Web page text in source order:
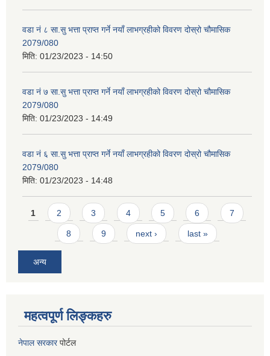
वडा नं ८ सा.सु भत्ता प्राप्त गर्ने नयाँ लाभग्रहीको विवरण दोस्रो चौमासिक
2079/080
मिति: 01/23/2023 - 14:50
वडा नं ७ सा.सु भत्ता प्राप्त गर्ने नयाँ लाभग्रहीको विवरण दोस्रो चौमासिक
2079/080
मिति: 01/23/2023 - 14:49
वडा नं ६ सा.सु भत्ता प्राप्त गर्ने नयाँ लाभग्रहीको विवरण दोस्रो चौमासिक
2079/080
मिति: 01/23/2023 - 14:48
Pages
1 2 3 4 5 6 7
8 9 next › last »
अन्य
महत्वपूर्ण लिङ्कहरु
नेपाल सरकारपोर्टल